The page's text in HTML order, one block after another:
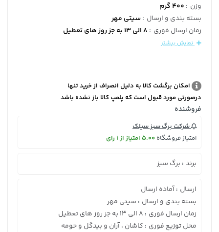
وزن : 400 گرم
بسته بندی و ارسال :سیتی مهر
زمان ارسال فوری : 8 الی 13 به جز روز های تعطیل
نمایش بیشتر
امکان برگشت کالا به دلیل انصراف از خرید تنها
درصورتی مورد قبول است که پلمپ کالا باز نشده باشد
فروشنده
شرکت برگ سبز سیلک
امتیاز فروشگاه 5.00 امتیاز از 1 رای
برند : برگ سبز
ارسال : آماده ارسال
بسته بندی و ارسال : سیتی مهر
زمان ارسال فوری : 8 الی 13 به جز روز های تعطیل
محل توزیع فوری : کاشان ، آران و بیدگل و حومه